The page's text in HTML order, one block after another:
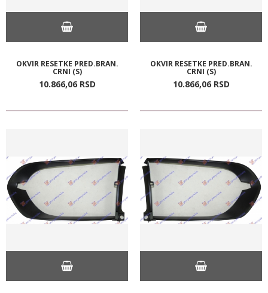
OKVIR RESETKE PRED.BRAN.
CRNI (S)
10.866,06 RSD
OKVIR RESETKE PRED.BRAN.
CRNI (S)
10.866,06 RSD